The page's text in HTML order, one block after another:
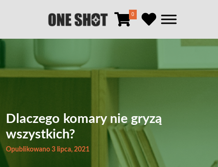
0
Dlaczego komary nie gryzą
wszystkich?
Opublikowano 3 lipca, 2021